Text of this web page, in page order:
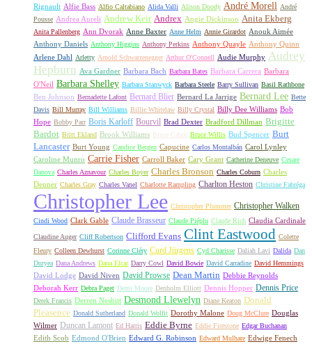
Rignault Alfie Bass Alfio Caltabiano Alida Valli Alison Doody André Morell André
Pousse Andrea Aureli Andrew Keir Andrex Angie Dickinson Anita Ekberg
Anita Pallenberg Ann Dvorak Anne Baxter Anne Helm Annie Girardot Anouk Aimée
Anthony Daniels Anthony Higgins Anthony Perkins Anthony Quayle Anthony Quinn
Arlene Dahl Arletty Arnold Schwarzenegger Arthur O'Connell Audie Murphy Audrey
Hepburn Ava Gardner Barbara Bach Barbara Bates Barbara Carrera Barbara
O'Neil Barbara Shelley Barbara Stanwyck Barbara Steele Barry Sullivan Basil Rathbone
Ben Johnson Bernadette Lafont Bernard Blier Bernard La Jarrige Bernard Lee Bette
Davis Bill Murray Bill Williams Billie Whitelaw Billy Crystal Billy Dee Williams Bob
Hope Bobby Parr Boris Karloff Bourvil Brad Dexter Bradford Dillman Brigitte
Bardot Britt Ekland Brook Williams Bruce Cabot Bruce Willis Bud Spencer Burt
Lancaster Burt Young Candice Bergen Capucine Carlos Montalbán Carol Lynley
Caroline Munro Carrie Fisher Carroll Baker Cary Grant Catherine Deneuve Cesare
Danova Charles Aznavour Charles Boyer Charles Bronson Charles Coburn Charles
Denner Charles Gray Charles Vanel Charlotte Rampling Charlton Heston Christine Fabréga
Christopher Lee Christopher Plummer Christopher Walken
Cindi Wood Clark Gable Claude Brasseur Claude Piéplu Claude Rich Claudia Cardinale
Claudine Auger Cliff Robertson Clifford Evans Clint Eastwood Colette
Fleury Colleen Dewhurst Corinne Cléry Curd Jürgens Cyd Charisse Daliah Lavi Dalida Dan
Duryea Dana Andrews Dana Elcar Darry Cowl David Bowie David Carradine David Hemmings
David Lodge David Niven David Prowse Dean Martin Debbie Reynolds
Deborah Kerr Debra Paget Demi Moore Denholm Elliott Dennis Hopper Dennis Price
Derek Francis Derren Nesbitt Desmond Llewelyn Diane Keaton Donald
Pleasence Donald Sutherland Donald Wolfit Dorothy Malone Doug McClure Douglas
Wilmer Duncan Lamont Ed Harris Eddie Byrne Eddie Firestone Edgar Buchanan
Edith Scob Edmond O'Brien Edward G. Robinson Edward Mulhare Edwige Fenech